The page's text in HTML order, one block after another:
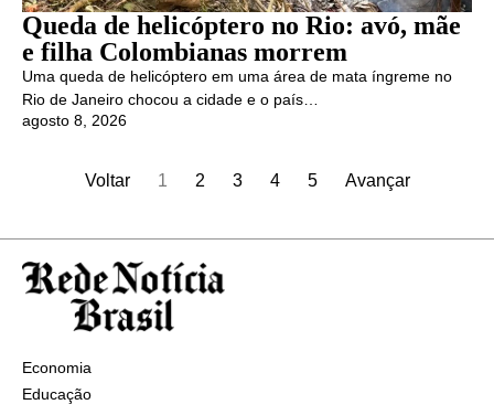
Queda de helicóptero no Rio: avó, mãe
e filha Colombianas morrem
Uma queda de helicóptero em uma área de mata íngreme no
Rio de Janeiro chocou a cidade e o país…
agosto 8, 2026
Voltar 1 2 3 4 5 Avançar
Economia
Educação